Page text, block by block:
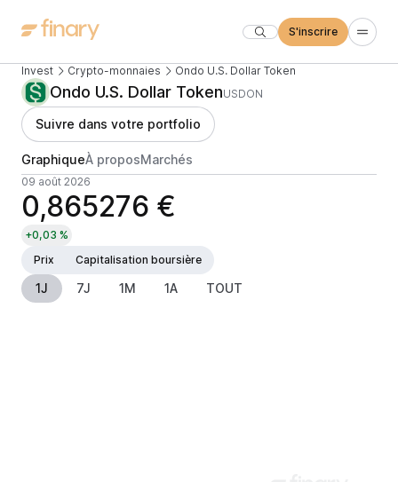
S'inscrire
Invest Crypto-monnaies Ondo U.S. Dollar Token
Ondo U.S. Dollar TokenUSDON
Suivre dans votre portfolio
GraphiqueÀ proposMarchés
09 août 2026
0,865276 €
+0,03 %
Prix
Capitalisation boursière
1J 7J 1M 1A TOUT